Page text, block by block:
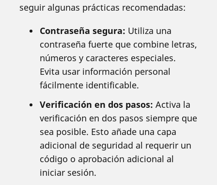
seguir algunas prácticas recomendadas:
Contraseña segura: Utiliza una
contraseña fuerte que combine letras,
números y caracteres especiales.
Evita usar información personal
fácilmente identificable.
Verificación en dos pasos: Activa la
verificación en dos pasos siempre que
sea posible. Esto añade una capa
adicional de seguridad al requerir un
código o aprobación adicional al
iniciar sesión.